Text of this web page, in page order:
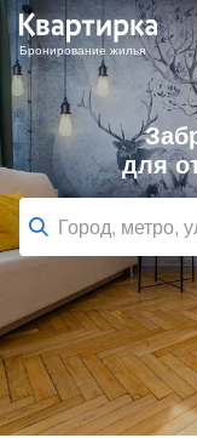
для